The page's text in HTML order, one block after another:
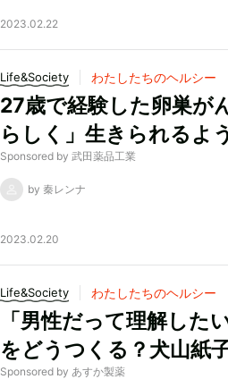
2023.02.22
Life&Society わたしたちのヘルシー
27歳で経験した卵巣が
らしく」生きられるよ
Sponsored by 武田薬品工業
by 秦レンナ
2023.02.20
Life&Society わたしたちのヘルシー
「男性だって理解した
をどうつくる？犬山紙
Sponsored by あすか製薬